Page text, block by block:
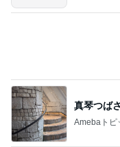
開卡
くいしんぼ